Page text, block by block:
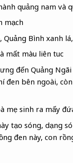
quảng nam và
mạch
Bình xanh
mất màu liên tuc
đến Quảng
đen bên ngoài,
mẹ sinh ra mấy
tạo sóng, dạng
đen này, con